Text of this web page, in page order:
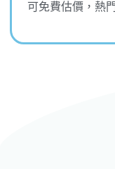
可免費估價，熱